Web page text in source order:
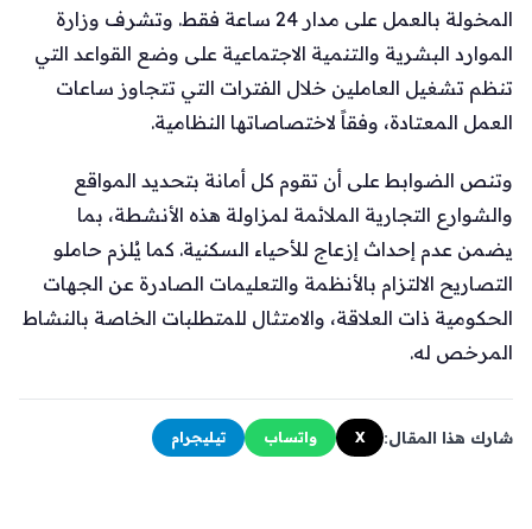
المخولة بالعمل على مدار 24 ساعة فقط. وتشرف وزارة
الموارد البشرية والتنمية الاجتماعية على وضع القواعد التي
تنظم تشغيل العاملين خلال الفترات التي تتجاوز ساعات
العمل المعتادة، وفقاً لاختصاصاتها النظامية.
وتنص الضوابط على أن تقوم كل أمانة بتحديد المواقع
والشوارع التجارية الملائمة لمزاولة هذه الأنشطة، بما
يضمن عدم إحداث إزعاج للأحياء السكنية. كما يُلزم حاملو
التصاريح الالتزام بالأنظمة والتعليمات الصادرة عن الجهات
الحكومية ذات العلاقة، والامتثال للمتطلبات الخاصة بالنشاط
المرخص له.
شارك هذا المقال: X واتساب تيليجرام